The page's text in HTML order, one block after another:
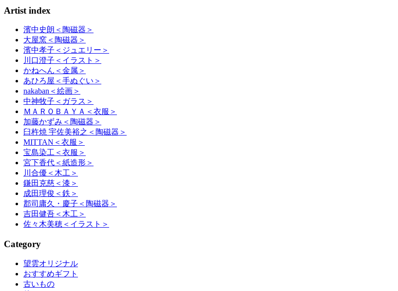
Artist index
濱中史朗 ＜陶磁器＞
大屋窯 ＜陶磁器＞
濱中孝子 ＜ジュエリー＞
川口澄子 ＜イラスト＞
かねへん ＜金属＞
あひろ屋 ＜手ぬぐい＞
nakaban ＜絵画＞
中神牧子 ＜ガラス＞
ＭＡＲＯＢＡＹＡ ＜衣服＞
加藤かずみ ＜陶磁器＞
臼杵焼 宇佐美裕之 ＜陶磁器＞
MITTAN ＜衣服＞
宝島染工 ＜衣服＞
宮下香代 ＜紙造形＞
川合優 ＜木工＞
鎌田克慈 ＜漆＞
成田理俊 ＜鉄＞
郡司庸久・慶子 ＜陶磁器＞
吉田健吾 ＜木工＞
佐々木美穂 ＜イラスト＞
Category
望雲オリジナル
おすすめギフト
古いもの